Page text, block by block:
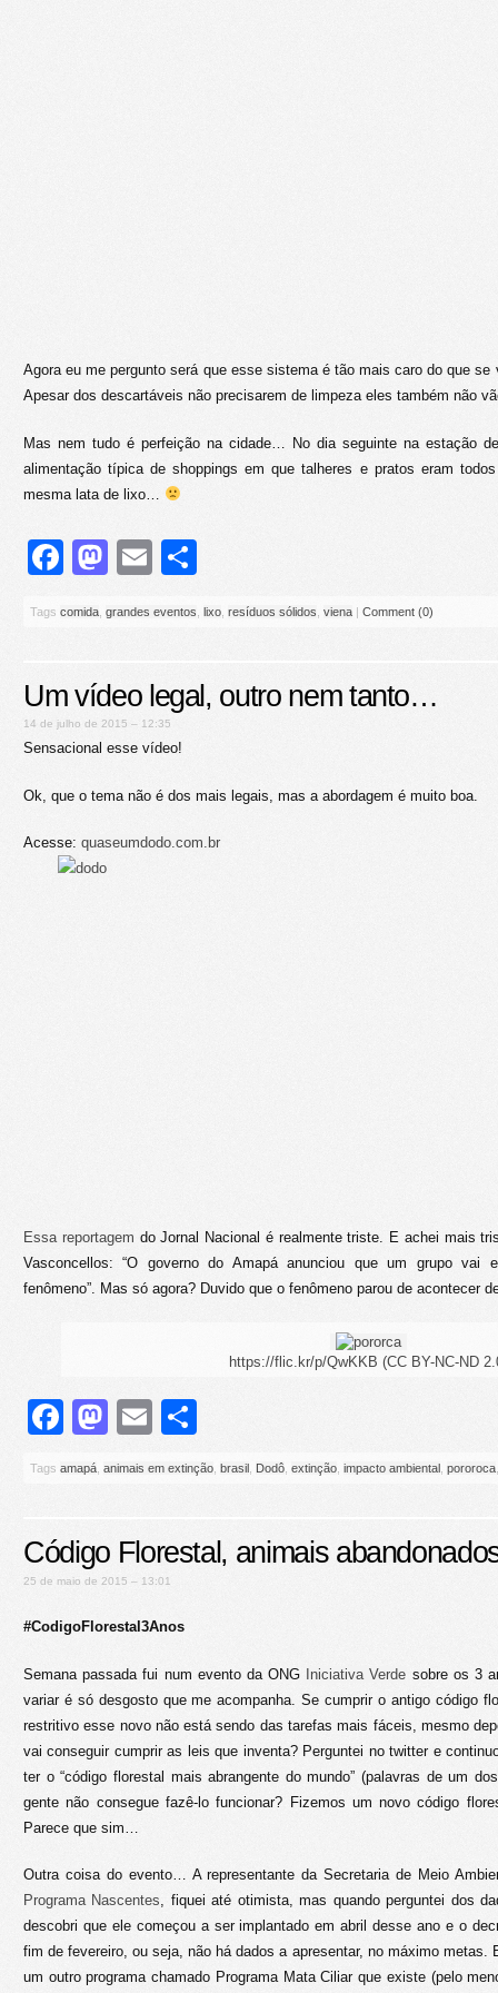
Agora eu me pergunto será que esse sistema é tão mais caro do que
Apesar dos descartáveis não precisarem de limpeza eles também não
Mas nem tudo é perfeição na cidade… No dia seguinte na estação
alimentação típica de shoppings em que talheres e pratos eram
mesma lata de lixo…
Facebook
Mastodon
Email
Tags comida grandes eventos lixo resíduos sólidos viena | Comment (0)
Um vídeo legal, outro nem tanto…
14 de julho de 2015 – 12:35
Sensacional esse vídeo!
Ok, que o tema não é dos mais legais, mas a abordagem é muito boa.
Acesse: quaseumdodo.com.br
Essa reportagem do Jornal Nacional é realmente triste. E achei mais
Vasconcellos: “O governo do Amapá anunciou que um grupo
fenômeno”. Mas só agora? Duvido que o fenômeno parou de acontecer
https://flic.kr/p/QwKKB (CC BY-NC-ND
Facebook
Mastodon
Email
Tags amapá animais em extinção brasil Dodô extinção impacto ambiental pororoca
Código Florestal, animais
25 de maio de 2015 – 13:01
#CodigoFlorestal3Anos
Semana passada fui num evento da ONG Iniciativa Verde sobre os 3
variar é só desgosto que me acompanha. Se cumprir o antigo código
restritivo esse novo não está sendo das tarefas mais fáceis, mesmo
vai conseguir cumprir as leis que inventa? Perguntei no twitter e
ter o “código florestal mais abrangente do mundo” (palavras de um
gente não consegue fazê-lo funcionar? Fizemos um novo código
Parece que sim…
Outra coisa do evento… A representante da Secretaria de Meio
Programa Nascentes, fiquei até otimista, mas quando perguntei dos
descobri que ele começou a ser implantado em abril desse ano e o
fim de fevereiro, ou seja, não há dados a apresentar, no máximo metas.
um outro programa chamado Programa Mata Ciliar que existe (pelo